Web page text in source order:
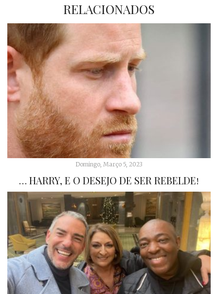
RELACIONADOS
Domingo, Março 5, 2023
… HARRY, E O DESEJO DE SER REBELDE!